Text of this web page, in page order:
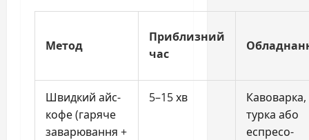
Метод
Приблизний
час
Швидкий айс-
кофе (гаряче
заварювання +
5–15 хв
Кавоварка,
турка або
еспресо-